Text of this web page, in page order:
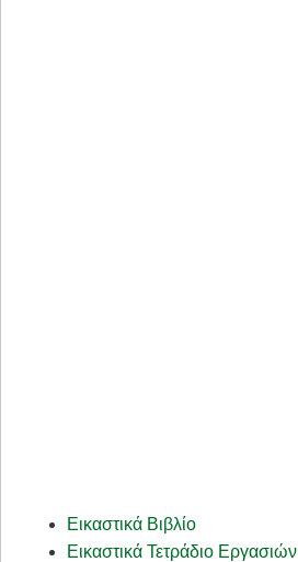
Εικαστικά Βιβλίο
Εικαστικά Τετράδιο Εργασιών